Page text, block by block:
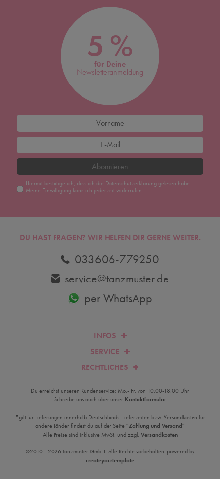
5 %
für Deine
Newsletteranmeldung
Abonnieren
Hiermit bestätige ich, dass ich die Daten­schutz­erklärunggelesen habe.
Meine Einwilligung kann ich jederzeit widerrufen.
INFOS
SERVICE
RECHTLICHES
DU HAST FRAGEN? WIR HELFEN DIR GERNE WEITER.
033606-779250
service@tanzmuster.de
per WhatsApp
Du erreichst unseren Kundenservice: Mo.- Fr. von 10.00-18.00 Uhr
Schreibe uns auch über unser Kontaktformular
*gilt für Lieferungen innerhalb Deutschlands. Lieferzeiten bzw. Versandkosten für
andere Länder findest du auf der Seite "Zahlung und Versand"
Alle Preise sind inklusive MwSt. und zzgl. Versandkosten
©2010 - 2026 tanzmuster GmbH. Alle Rechte vorbehalten. powered by
createyourtemplate